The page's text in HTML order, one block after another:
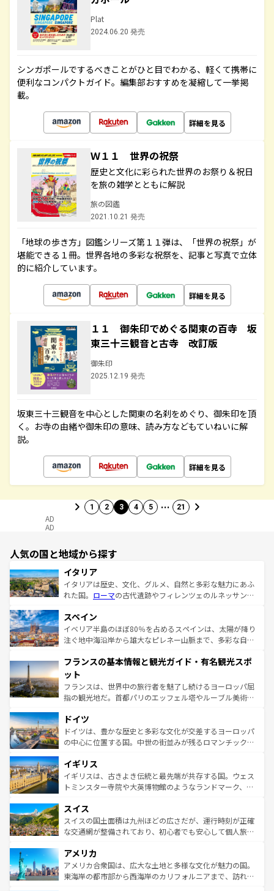
Plat
2024.06.20 発売
シンガポールでするべきことがひと目でわかる、軽くて携帯に
便利なコンパクトガイド。編集部おすすめを凝縮して一挙掲
載。
詳細を見る
Ｗ１１ 世界の祝祭
歴史と文化に彩られた世界のお祭り＆祝日
を旅の雑学とともに解説
旅の図鑑
2021.10.21 発売
「地球の歩き方」図鑑シリーズ第１１弾は、「世界の祝祭」が
堪能できる１冊。世界各地の多彩な祝祭を、記事と写真で立体
的に紹介しています。
詳細を見る
１１ 御朱印でめぐる関東の百寺 坂
東三十三観音と古寺 改訂版
御朱印
2025.12.19 発売
坂東三十三観音を中心とした関東の名刹をめぐり、御朱印を頂
く。お寺の由緒や御朱印の意味、読み方などもていねいに解
説。
詳細を見る
1 2 3 4 5 … 21
AD
AD
人気の国と地域から探す
イタリア
イタリアは歴史、文化、グルメ、自然と多彩な魅力にあふ
れた国。 ローマの古代遺跡やフィレンツェのルネッサンス
ろん、トスカーナの美しい田園風景やアマルフィ海岸の絶
景など、自然景観も見逃せない。観光の合間には、本場の
ピザやパスタなど、絶品のイタリア料理を堪能することも
ませてくれるイタリアで、忘れられない旅をしてみよう！
なお、新着のイタリア情報は
しい。
スペイン
イベリア半島のほぼ80％を占めるスペインは、太陽が降り
注ぐ地中海沿岸から雄大なピレネー山脈まで、多彩な自然
文化が根付くこの国では、情熱的なフラメンコ、熱気あふ
れる闘牛、そして美味しいタパスが生活の一部となってい
る。首都マドリードの洗練された雰囲気や、バルセロナの
アートに溢れた街角から、地方では古代ローマ遺跡や中世
せる。地方によって風土や気候が異なるスペインはその個
性で訪れる人を魅了する。 なお、新着のスペイン情報は コ
ンテンツ一覧を参照してほしい。
フランスの基本情報と観光ガイド・有名観光スポ
ット
フランスは、世界中の旅行者を魅了し続けるヨーロッパ屈
指の観光地だ。首都パリのエッフェル塔やルーブル美術館
で、幅広い魅力が詰まっている。華麗な宮殿、歴史的な大
聖堂、美しいビーチ、そして豊かな自然が、訪れる者を心
から魅了する。また、フランスは美食の国としても知ら
いる。シャンパンの発祥地であるランス、プロヴァンスの
香り高いラベンダー畑など、多彩な楽しみ方が可能だ。さ
らに、パリ以外の地域にも魅力が溢れており、どの街角に
れる地方に足を運ぶとそれぞれで全く異なる文化を体験で
きるだろう。 なお、新着のフランス情報はコンテンツ一覧
を参照してほしい。
ドイツ
ドイツは、豊かな歴史と多彩な文化が交差するヨーロッパ
の中心に位置する国。中世の街並みが残るロマンチック街
顔を持つこの国は、どこを歩いても飽きることがない。ベ
ルリンの文化的活気、バイエルン州のアルプスの絶景、そ
してライン川沿いのワイン畑といった風景は必見。ビール
は、お酒好きな人にはぜひ体験してほしい。 なお、新着の
ドイツ情報はコンテンツ一覧を参照してほしい。
イギリス
イギリスは、古きよき伝統と最先端が共存する国。ウェス
トミンスター寺院や大英博物館のようなランドマーク、歴
リアごとに異なる魅力がある。また、優雅なアフタヌーン
ティー、ビール好きにはたまらない英国パブ、サッカー観
戦など、本場だからこそできる体験も豊富。イギリスを旅
ンツ一覧を参照してほしい。
スイス
スイスの国土面積は九州ほどの広さだが、運行時刻が正確
な交通網が整備されており、初心者でも安心して個人旅行
の建物がそのまま残る町や、スイスならではのユニークな
博物館もあり、アルプス観光だけでなく町歩きも満喫する
ことができる。国民の所得が高いため物価も高いが、旅行
アメリカ
アメリカ合衆国は、広大な土地と多様な文化が魅力の国。
東海岸の都市部から西海岸のカリフォルニアまで、訪れる